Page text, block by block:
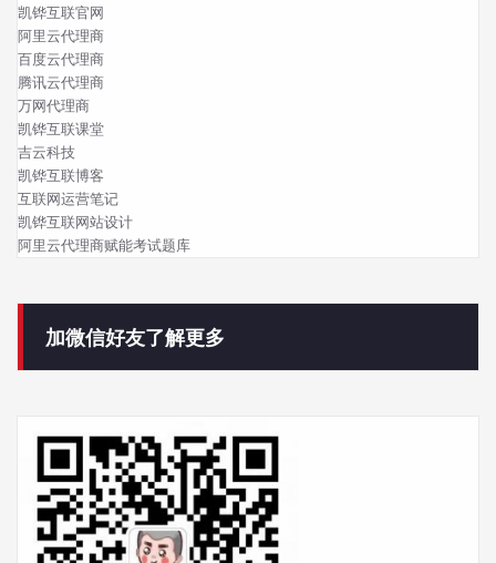
凯铧互联官网
阿里云代理商
百度云代理商
腾讯云代理商
万网代理商
凯铧互联课堂
吉云科技
凯铧互联博客
互联网运营笔记
凯铧互联网站设计
阿里云代理商赋能考试题库
加微信好友了解更多